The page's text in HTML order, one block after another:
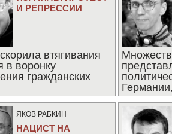
И РЕПРЕССИИ
втягивания
в воронку
гражданских
ЯКОВ РАБКИН
НАЦИСТ НА